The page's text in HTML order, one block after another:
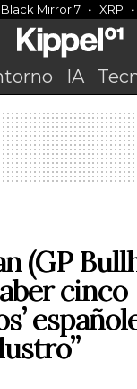
Black Mirror 7 XRP
IA
(GP
cinco